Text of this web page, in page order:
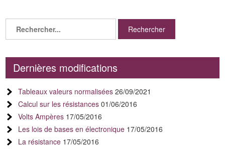
Dernières modifications
Tableaux valeurs normalisées 26/09/2021
Calcul sur les résistances 01/06/2016
Volts Ampères 17/05/2016
Les lois de bases en électronique 17/05/2016
La résistance 17/05/2016